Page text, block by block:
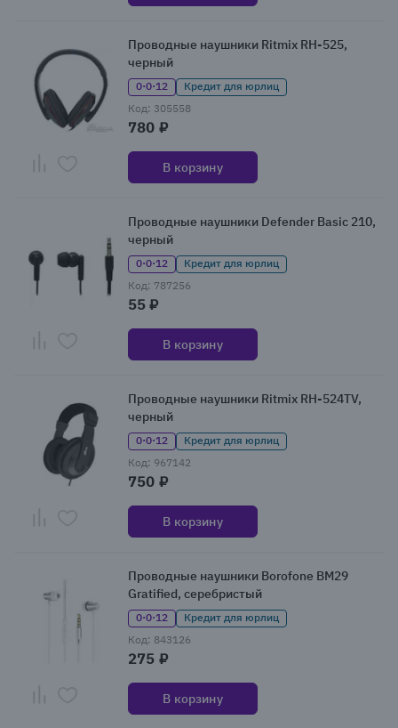
Проводные наушники Ritmix RH-525,
черный
0·0·12
Кредит для юрлиц
Код: 305558
780 ₽
В корзину
Проводные наушники Defender Basic 210,
черный
0·0·12
Кредит для юрлиц
Код: 787256
55 ₽
В корзину
Проводные наушники Ritmix RH-524TV,
черный
0·0·12
Кредит для юрлиц
Код: 967142
750 ₽
В корзину
Проводные наушники Borofone BM29
Gratified, серебристый
0·0·12
Кредит для юрлиц
Код: 843126
275 ₽
В корзину